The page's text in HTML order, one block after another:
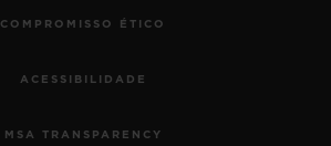
COMPROMISSO ÉTICO
ACESSIBILIDADE
MSA TRANSPARENCY